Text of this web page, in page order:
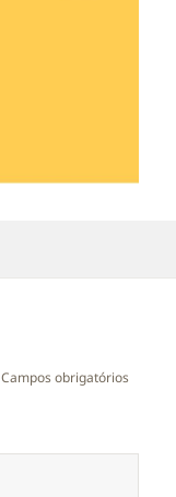
Campos obrigatórios